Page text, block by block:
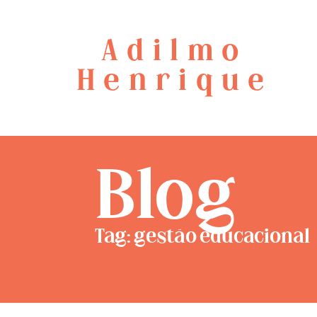
Adilmo
Henrique
Blog
Tag: gestão educacional